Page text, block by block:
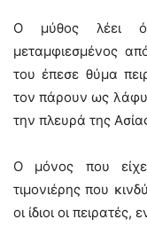
Ο μύθος λέει
μεταμφιεσμένος
του έπεσε θύμα
τον πάρουν ως
την πλευρά της
Ο μόνος που
τιμονιέρης που
οι ίδιοι οι